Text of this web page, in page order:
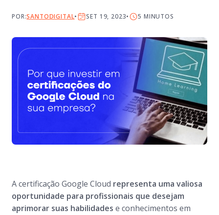
POR:SANTODIGITAL SET 19, 2023 5 MINUTOS
A certificação Google Cloud representa uma valiosa
oportunidade para profissionais que desejam
aprimorar suas habilidades e conhecimentos em